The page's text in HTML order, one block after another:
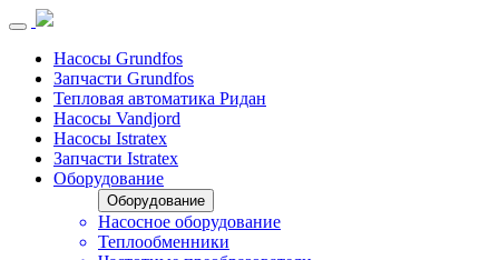
Насосы Grundfos
Запчасти Grundfos
Тепловая автоматика Ридан
Насосы Vandjord
Насосы Istratex
Запчасти Istratex
Оборудование
Оборудование
Насосное оборудование
Теплообменники